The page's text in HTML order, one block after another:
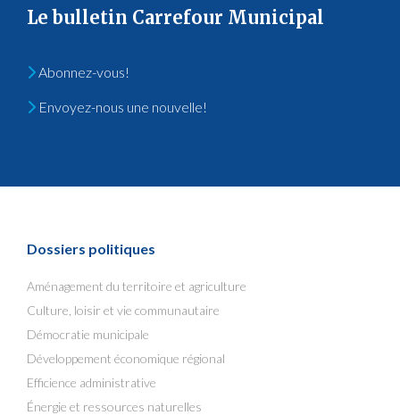
Le bulletin Carrefour Municipal
Abonnez-vous!
Envoyez-nous une nouvelle!
Dossiers politiques
Aménagement du territoire et agriculture
Culture, loisir et vie communautaire
Démocratie municipale
Développement économique régional
Efficience administrative
Énergie et ressources naturelles